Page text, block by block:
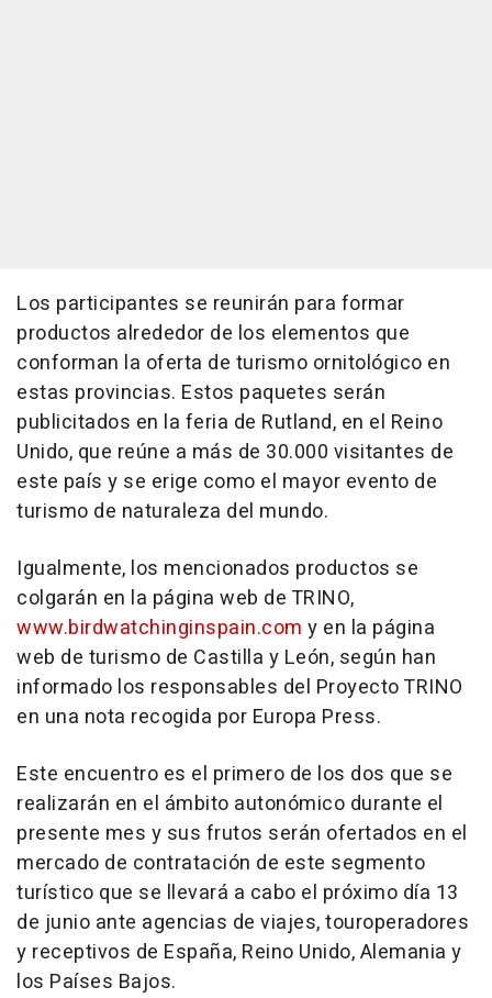
Los participantes se reunirán para formar
productos alrededor de los elementos que
conforman la oferta de turismo ornitológico en
estas provincias. Estos paquetes serán
publicitados en la feria de Rutland, en el Reino
Unido, que reúne a más de 30.000 visitantes de
este país y se erige como el mayor evento de
turismo de naturaleza del mundo.
Igualmente, los mencionados productos se
colgarán en la página web de TRINO,
www.birdwatchinginspain.com y en la página
web de turismo de Castilla y León, según han
informado los responsables del Proyecto TRINO
en una nota recogida por Europa Press.
Este encuentro es el primero de los dos que se
realizarán en el ámbito autonómico durante el
presente mes y sus frutos serán ofertados en el
mercado de contratación de este segmento
turístico que se llevará a cabo el próximo día 13
de junio ante agencias de viajes, touroperadores
y receptivos de España, Reino Unido, Alemania y
los Países Bajos.